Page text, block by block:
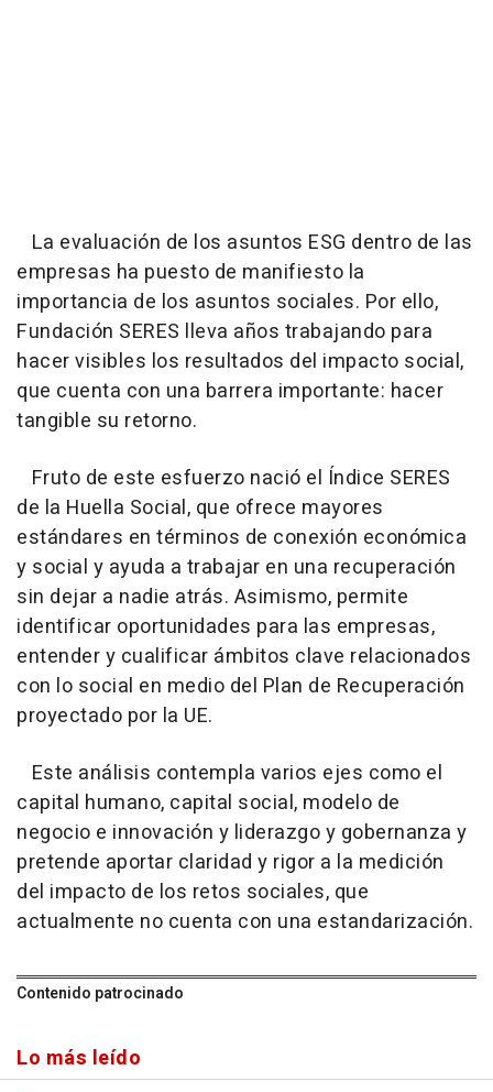
La evaluación de los asuntos ESG dentro de las
empresas ha puesto de manifiesto la
importancia de los asuntos sociales. Por ello,
Fundación SERES lleva años trabajando para
hacer visibles los resultados del impacto social,
que cuenta con una barrera importante: hacer
tangible su retorno.
Fruto de este esfuerzo nació el Índice SERES
de la Huella Social, que ofrece mayores
estándares en términos de conexión económica
y social y ayuda a trabajar en una recuperación
sin dejar a nadie atrás. Asimismo, permite
identificar oportunidades para las empresas,
entender y cualificar ámbitos clave relacionados
con lo social en medio del Plan de Recuperación
proyectado por la UE.
Este análisis contempla varios ejes como el
capital humano, capital social, modelo de
negocio e innovación y liderazgo y gobernanza y
pretende aportar claridad y rigor a la medición
del impacto de los retos sociales, que
actualmente no cuenta con una estandarización.
Contenido patrocinado
Lo más leído